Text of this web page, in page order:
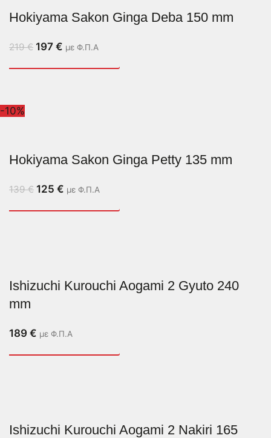
Hokiyama Sakon Ginga Deba 150 mm
219€ 197 € με Φ.Π.Α
-10%
Hokiyama Sakon Ginga Petty 135 mm
139€ 125 € με Φ.Π.Α
Ishizuchi Kurouchi Aogami 2 Gyuto 240
mm
189 € με Φ.Π.Α
Ishizuchi Kurouchi Aogami 2 Nakiri 165